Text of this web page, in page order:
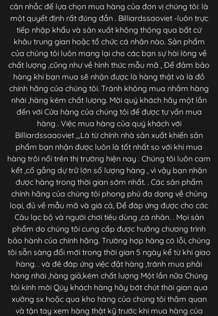
cân nhắc để lựa chọn mua hàng của đơn vị chúng tôi: là
một quyết định rất đúng đắn . Billiardssaoviet -luôn trực
tiếp nhập khẩu và sản xuất không thông qua bất cứ
khâu trung gian hoặc tổ chức cá nhân nào. Sản phẩm
của chúng tôi luôn mang lại cho các bạn sự hài lòng về
chất lượng ,cũng như về hình thức mẫu mã , Để đảm bảo
hàng khi bạn mua sẽ nhận được là hàng thật và là đồ
chính hãng của chúng tôi. Tránh không mua nhầm hàng
nhái ,hàng kém chất lượng. Mời quý khách hãy một lần
đến với Cửa hàng của chúng tôi để được tư vấn mua
hàng . Việc mua hàng của quý khách với
Billiardssaaoviet ,,,Là từ chính nhà sản xuất khiến sản
phẩm bạn nhận được luôn là tốt nhất so với khi mua
hàng trôi nổi trên thị trường hiện nay . Chúng tôi luôn cam
kết ,cố gắng dự trữ lớn số lượng hàng , vì vậy bạn nhận
được hàng trong thời gian sớm nhất. . Các sản phẩm
chính hãng của chúng tôi phong phú đa dạng về chủng
loại, đủ về mẫu mã và giá cả, Để đáp ứng được cho các
Câu lạc bộ và người chơi tiêu dùng ,cá nhân. . Mọi sản
phẩm do chúng tôi cung cấp được hưởng chương trình
bảo hành của chính hãng. Trường hợp hàng có lỗi, chúng
tôi sẵn sàng đổi mới trong thời gian 5 ngày kể từ khi giao
hàng. . và đê đáp ứng việc đặt hàng ,tránh mua phải
hàng nhái ,hàng giả,kém chất lượng Một lần nữa Chúng
tôi kính mời Qúy khách hàng hãy bớt chút thời gian qua
xưởng sx hoặc qua kho hàng của chúng tôi thăm quan
và tận tay xem hàng thật kỹ trước khi mua hàng của